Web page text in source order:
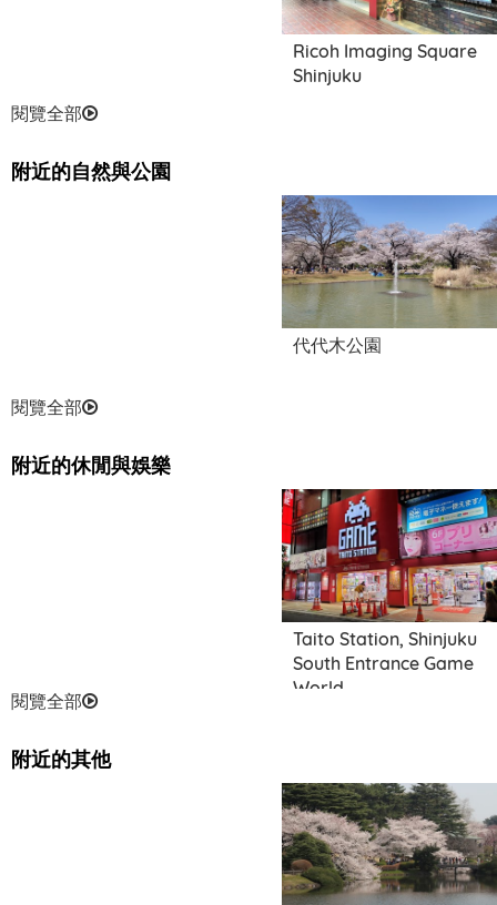
Ricoh Imaging Square
Shinjuku
閱覽全部
附近的自然與公園
代代木公園
閱覽全部
附近的休閒與娛樂
Taito Station, Shinjuku
South Entrance Game
World
閱覽全部
附近的其他